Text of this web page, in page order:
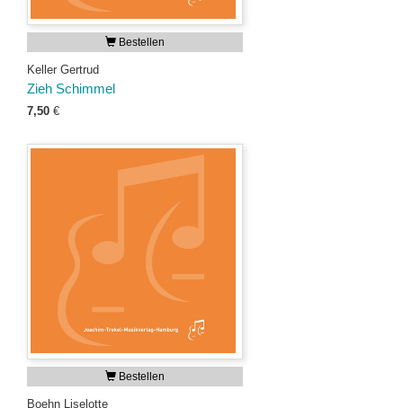
Bestellen
Keller Gertrud
Zieh Schimmel
7,50 €
Bestellen
Boehn Liselotte